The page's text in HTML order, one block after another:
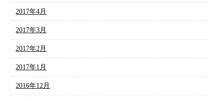
2017年4月
2017年3月
2017年2月
2017年1月
2016年12月